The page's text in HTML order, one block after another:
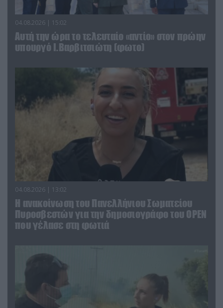
04.08.2026 | 15:02
Αυτή την ώρα το τελευταίο «αντίο» στον πρώην
υπουργό Ι.Βαρβιτσιώτη (φωτο)
04.08.2026 | 13:02
Η ανακοίνωση του Πανελλήνιου Σωματείου
Πυροσβεστών για την δημοσιογράφο του OPEN
που γέλασε στη φωτιά